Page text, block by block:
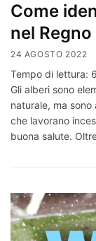
Come
nel
24 AGOSTO 2022
Tempo di lettura: 6
Gli alberi sono
naturale, ma
che lavorano
buona salute.